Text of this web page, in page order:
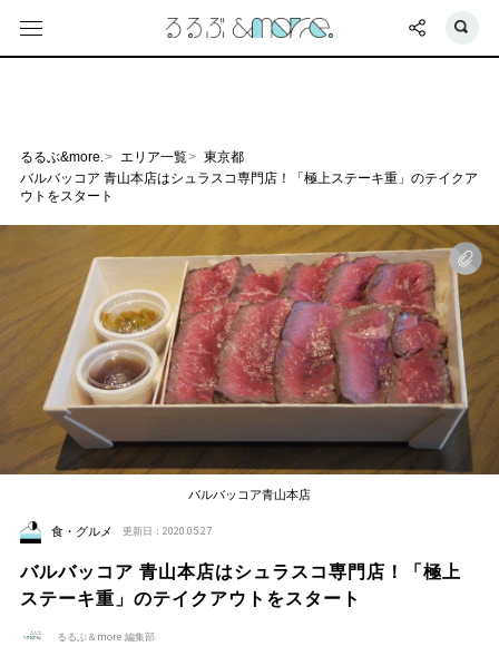
るるぶ&more. エリア一覧
東京都
バルバッコア 青山本店はシュラスコ専門店！「極上ステーキ重」のテイクア
ウトをスタート
バルバッコア青山本店
食・グルメ 更新日：2020.05.27
バルバッコア 青山本店はシュラスコ専門店！「極上
ステーキ重」のテイクアウトをスタート
るるぶ＆more.編集部